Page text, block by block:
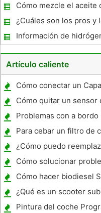
Cómo mezcle el aceite
¿Cuáles son los pros y
coches de gasolina?
Información de
Artículo caliente
Cómo conectar un
Cómo quitar un sensor
Chevy S - 10
Problemas con a
batería
Para cebar un filtro de
Separador de agua
¿Cómo puedo
# 1 por una Ford
Cómo solucionar
dirección en un
Cómo hacer biodiesel
¿Qué es un scooter
Pintura del coche